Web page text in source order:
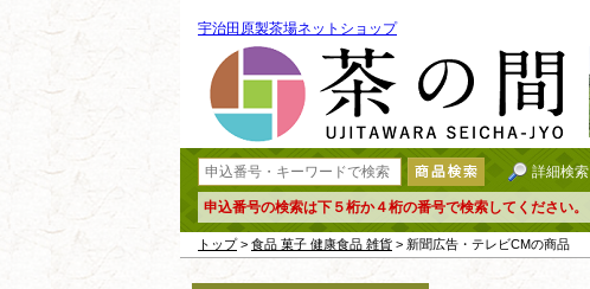
宇治田原製茶場ネットショップ
詳細検索
申込番号の検索は下５桁か４桁の番号で検索してください。
トップ> 食品 菓子 健康食品 雑貨 > 新聞広告・テレビCMの商品